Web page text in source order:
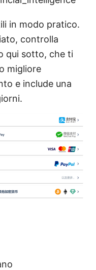
in modo pratico.
controlla
qui sotto, che ti
migliore
e include una